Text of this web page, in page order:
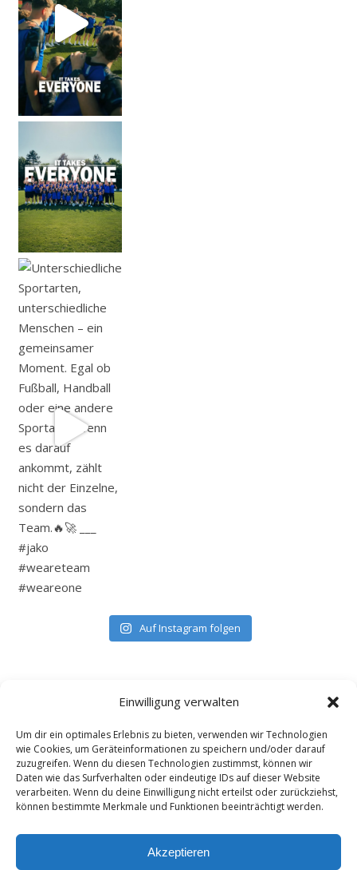
Einwilligung verwalten
Um dir ein optimales Erlebnis zu bieten, verwenden wir Technologien
wie Cookies, um Geräteinformationen zu speichern und/oder darauf
zuzugreifen. Wenn du diesen Technologien zustimmst, können wir
Daten wie das Surfverhalten oder eindeutige IDs auf dieser Website
verarbeiten. Wenn du deine Einwilligung nicht erteilst oder zurückziehst,
können bestimmte Merkmale und Funktionen beeinträchtigt werden.
Akzeptieren
Auf Instagram folgen
Bard Theme vonWP Royal